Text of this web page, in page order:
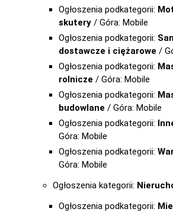
Ogłoszenia podkategorii:
skutery / Góra: Mobile
Ogłoszenia podkategorii:
dostawcze i ciężarowe /
Ogłoszenia podkategorii:
rolnicze / Góra: Mobile
Ogłoszenia podkategorii:
budowlane / Góra: Mobile
Ogłoszenia podkategorii:
Góra: Mobile
Ogłoszenia podkategorii:
Góra: Mobile
Ogłoszenia kategorii:
Ogłoszenia podkategorii: